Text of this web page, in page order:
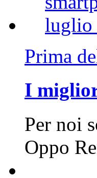
Prima
I
Per noi
Oppo